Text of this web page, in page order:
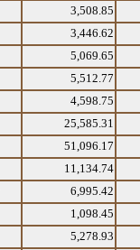
3,508.85
3,446.62
5,069.65
5,512.77
4,598.75
25,585.31
51,096.17
11,134.74
6,995.42
1,098.45
5,278.93